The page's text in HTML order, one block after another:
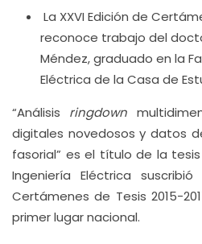
La XXVI Edición de
reconoce trabajo del
Méndez, graduado en la
Eléctrica de la Casa de
“Análisis ringdown
digitales novedosos y datos
fasorial” es el título de la
Ingeniería Eléctrica
Certámenes de Tesis 2015-
primer lugar nacional.